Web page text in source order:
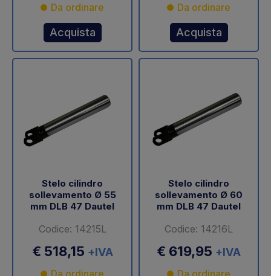
Da ordinare
Acquista
Da ordinare
Acquista
Stelo cilindro
sollevamento Ø 55
mm DLB 47 Dautel
Codice: 14215L
€ 518,15 +IVA
Da ordinare
Stelo cilindro
sollevamento Ø 60
mm DLB 47 Dautel
Codice: 14216L
€ 619,95 +IVA
Da ordinare